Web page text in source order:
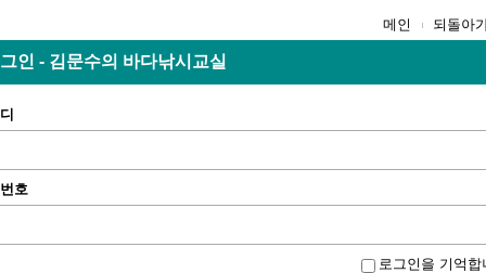
메인 되돌아
인 - 김문수의 바다낚시교실
호
로그인을 기억합